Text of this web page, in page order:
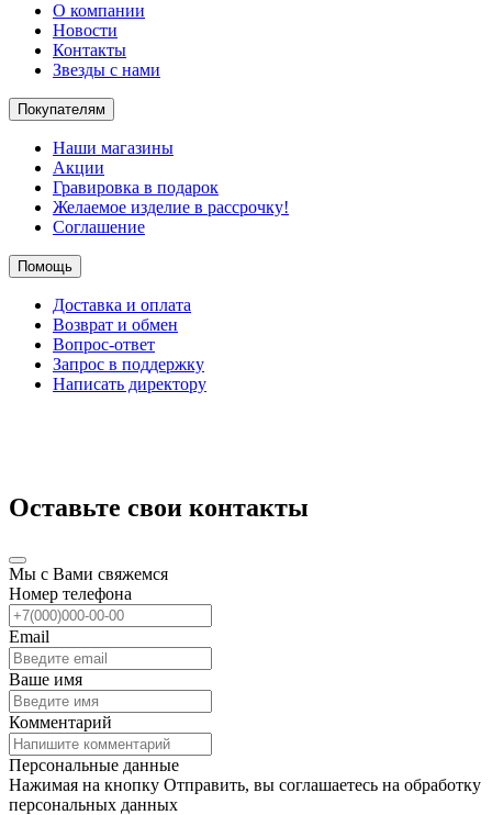
О компании
Новости
Контакты
Звезды с нами
Покупателям
Наши магазины
Акции
Гравировка в подарок
Желаемое изделие в рассрочку!
Соглашение
Помощь
Доставка и оплата
Возврат и обмен
Вопрос-ответ
Запрос в поддержку
Написать директору
Оставьте свои контакты
Мы с Вами свяжемся
Номер телефона
Email
Ваше имя
Комментарий
Персональные данные
Нажимая на кнопку Отправить, вы соглашаетесь на обработку
персональных данных